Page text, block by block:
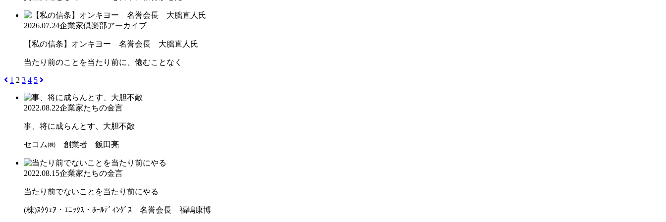
2026.07.24企業家倶楽部アーカイブ
【私の信条】オンキヨー 名誉会長 大朏直人氏
当たり前のことを当たり前に、倦むことなく
1 2 3 4 5
2022.08.22企業家たちの金言
事、将に成らんとす、大胆不敵
セコム㈱ 創業者 飯田亮
2022.08.15企業家たちの金言
当たり前でないことを当たり前にやる
(株)ｽｸｳｪｱ・ｴﾆｯｸｽ・ﾎｰﾙﾃﾞｨﾝｸﾞｽ 名誉会長 福嶋康博